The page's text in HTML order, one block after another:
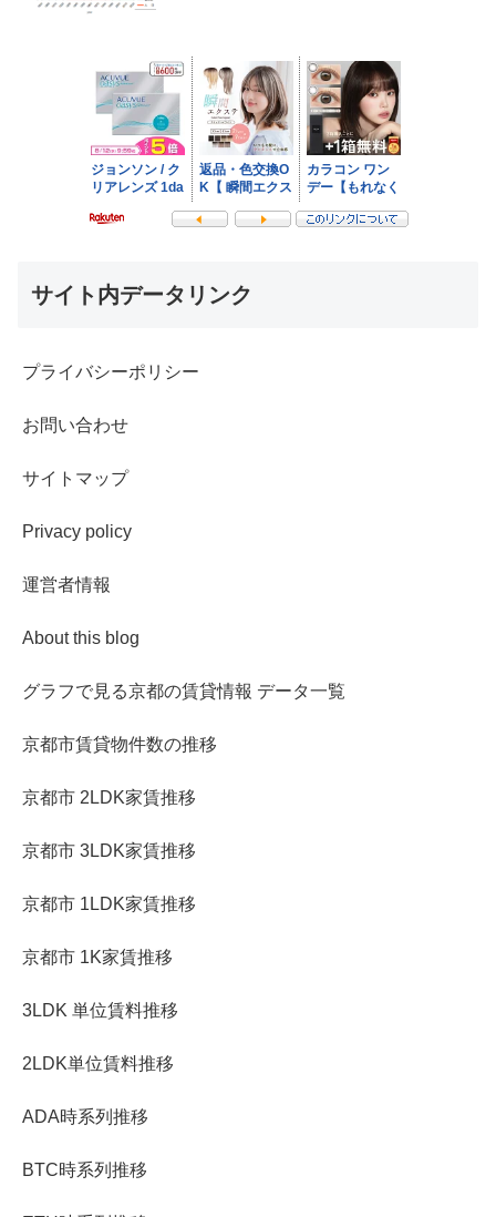
サイト内データリンク
プライバシーポリシー
お問い合わせ
サイトマップ
Privacy policy
運営者情報
About this blog
グラフで見る京都の賃貸情報 データ一覧
京都市賃貸物件数の推移
京都市 2LDK家賃推移
京都市 3LDK家賃推移
京都市 1LDK家賃推移
京都市 1K家賃推移
3LDK 単位賃料推移
2LDK単位賃料推移
ADA時系列推移
BTC時系列推移